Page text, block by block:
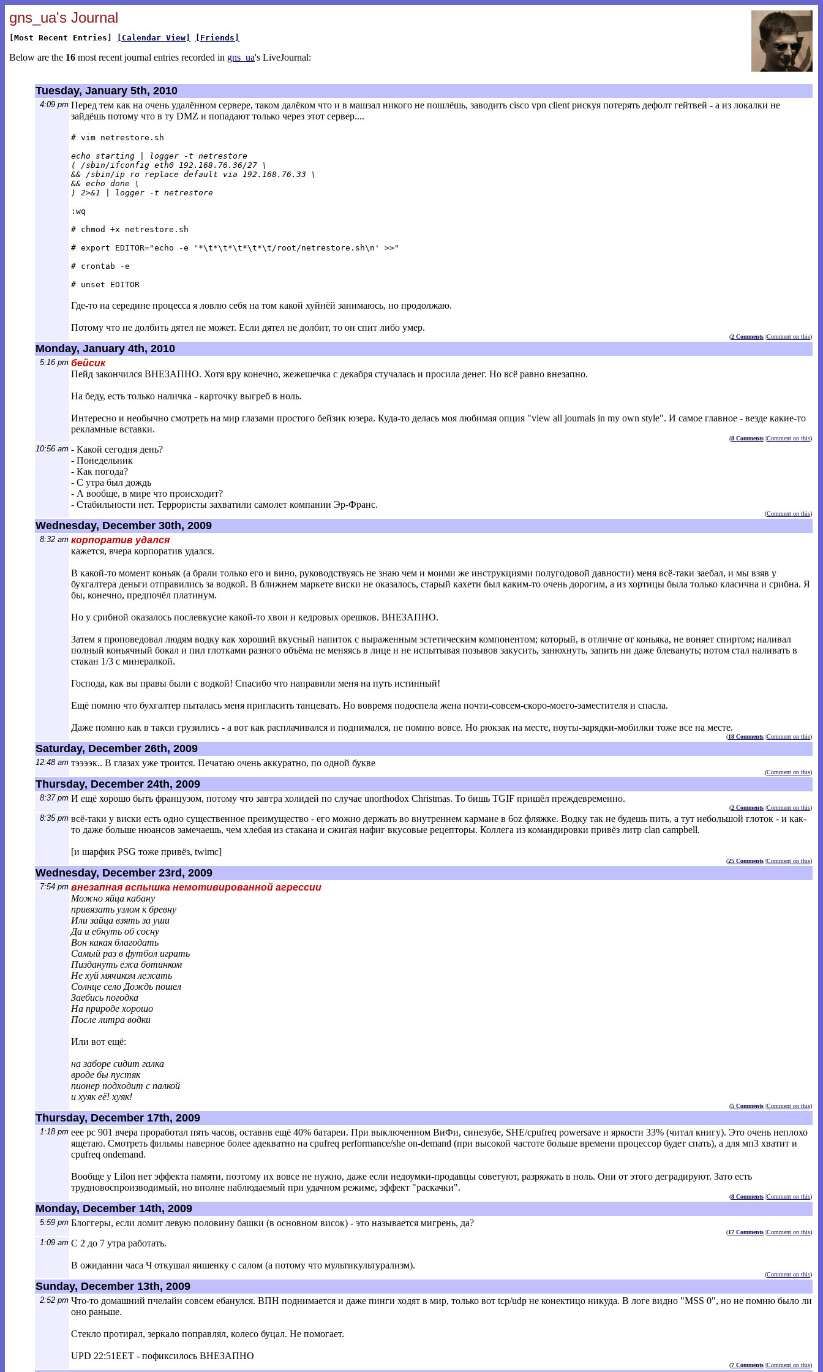
gns_ua's Journal
[Most Recent Entries] [Calendar View] [Friends]
Below are the 16 most recent journal entries recorded in gns_ua's LiveJournal:
Tuesday, January 5th, 2010
4:09 pm Перед тем как на очень удалённом сервере, таком далёком что и в машзал никого не пошлёшь, заводить cisco vpn client рискуя потерять дефолт гейтвей - а из локалки не
зайдёшь потому что в ту DMZ и попадают только через этот сервер....
# vim netrestore.sh
echo starting | logger -t netrestore
( /sbin/ifconfig eth0 192.168.76.36/27 \
&& /sbin/ip ro replace default via 192.168.76.33 \
&& echo done \
) 2>&1 | logger -t netrestore
:wq
# chmod +x netrestore.sh
# export EDITOR="echo -e '*\t*\t*\t*\t*\t/root/netrestore.sh\n' >>"
# crontab -e
# unset EDITOR
Где-то на середине процесса я ловлю себя на том какой хуйнёй занимаюсь, но продолжаю.
Потому что не долбить дятел не может. Если дятел не долбит, то он спит либо умер.
(2 Comments |Comment on this)
Monday, January 4th, 2010
5:16 pm бейсик
Пейд закончился ВНЕЗАПНО. Хотя вру конечно, жежешечка с декабря стучалась и просила денег. Но всё равно внезапно.
На беду, есть только наличка - карточку выгреб в ноль.
Интересно и необычно смотреть на мир глазами простого бейзик юзера. Куда-то делась моя любимая опция "view all journals in my own style". И самое главное - везде какие-то
рекламные вставки.
(8 Comments |Comment on this)
10:56 am - Какой сегодня день?
- Понедельник
- Как погода?
- С утра был дождь
- А вообще, в мире что происходит?
- Стабильности нет. Террористы захватили самолет компании Эр-Франс.
(Comment on this)
Wednesday, December 30th, 2009
8:32 am корпоратив удался
кажется, вчера корпоратив удался.
В какой-то момент коньяк (а брали только его и вино, руководствуясь не знаю чем и моими же инструкциями полугодовой давности) меня всё-таки заебал, и мы взяв у
бухгалтера деньги отправились за водкой. В ближнем маркете виски не оказалось, старый кахети был каким-то очень дорогим, а из хортицы была только класична и срибна. Я
бы, конечно, предпочёл платинум.
Но у срибной оказалось послевкусие какой-то хвои и кедровых орешков. ВНЕЗАПНО.
Затем я проповедовал людям водку как хороший вкусный напиток с выраженным эстетическим компонентом; который, в отличие от коньяка, не воняет спиртом; наливал
полный коньячный бокал и пил глотками разного объёма не меняясь в лице и не испытывая позывов закусить, занюхнуть, запить ни даже блевануть; потом стал наливать в
стакан 1/3 с минералкой.
Господа, как вы правы были с водкой! Спасибо что направили меня на путь истинный!
Ещё помню что бухгалтер пыталась меня пригласить танцевать. Но вовремя подоспела жена почти-совсем-скоро-моего-заместителя и спасла.
Даже помню как в такси грузились - а вот как расплачивался и поднимался, не помню вовсе. Но рюкзак на месте, ноуты-зарядки-мобилки тоже все на месте.
(18 Comments |Comment on this)
Saturday, December 26th, 2009
12:48 am тээээк.. В глазах уже троится. Печатаю очень аккуратно, по одной букве
(Comment on this)
Thursday, December 24th, 2009
8:37 pm И ещё хорошо быть французом, потому что завтра холидей по случае unorthodox Christmas. То бишь TGIF пришёл преждевременно.
(2 Comments |Comment on this)
8:35 pm всё-таки у виски есть одно существенное преимущество - его можно держать во внутреннем кармане в 6oz фляжке. Водку так не будешь пить, а тут небольшой глоток - и как-
то даже больше нюансов замечаешь, чем хлебая из стакана и сжигая нафиг вкусовые рецепторы. Коллега из командировки привёз литр clan campbell.
[и шарфик PSG тоже привёз, twimc]
(25 Comments |Comment on this)
Wednesday, December 23rd, 2009
7:54 pm внезапная вспышка немотивированной агрессии
Можно яйца кабану
привязать узлом к бревну
Или зайца взять за уши
Да и ебнуть об сосну
Вон какая благодать
Самый раз в футбол играть
Пиздануть ежа ботинком
Не хуй мячиком лежать
Солнце село Дождь пошел
Заебись погодка
На природе хорошо
После литра водки
Или вот ещё:
на заборе сидит галка
вроде бы пустяк
пионер подходит с палкой
и хуяк её! хуяк!
(5 Comments |Comment on this)
Thursday, December 17th, 2009
1:18 pm eee pc 901 вчера проработал пять часов, оставив ещё 40% батареи. При выключенном ВиФи, синезубе, SHE/cpufreq powersave и яркости 33% (читал книгу). Это очень неплохо
ящетаю. Смотреть фильмы наверное более адекватно на cpufreq performance/she on-demand (при высокой частоте больше времени процессор будет спать), а для мп3 хватит и
cpufreq ondemand.
Вообще у LiIon нет эффекта памяти, поэтому их вовсе не нужно, даже если недоумки-продавцы советуют, разряжать в ноль. Они от этого деградируют. Зато есть
трудновоспроизводимый, но вполне наблюдаемый при удачном режиме, эффект "раскачки".
(8 Comments |Comment on this)
Monday, December 14th, 2009
5:59 pm Блоггеры, если ломит левую половину башки (в основном висок) - это называется мигрень, да?
(17 Comments |Comment on this)
1:09 am С 2 до 7 утра работать.
В ожидании часа Ч откушал яишенку с салом (а потому что мультикультурализм).
(Comment on this)
Sunday, December 13th, 2009
2:52 pm Что-то домашний пчелайн совсем ебанулся. ВПН поднимается и даже пинги ходят в мир, только вот tcp/udp не конектицо никуда. В логе видно "MSS 0", но не помню было ли
оно раньше.
Стекло протирал, зеркало поправлял, колесо буцал. Не помогает.
UPD 22:51EET - пофиксилось ВНЕЗАПНО
(7 Comments |Comment on this)